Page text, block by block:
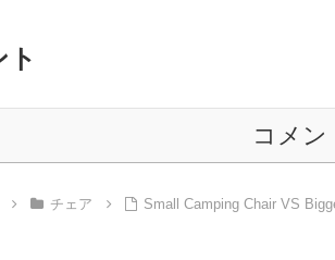
ト
コメン
チェア Small Camping Chair VS